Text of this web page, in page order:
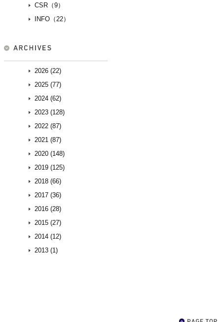
CSR（9）
INFO（22）
2026 (22)
2025 (77)
2024 (62)
2023 (128)
2022 (87)
2021 (87)
2020 (148)
2019 (125)
2018 (66)
2017 (36)
2016 (28)
2015 (27)
2014 (12)
2013 (1)